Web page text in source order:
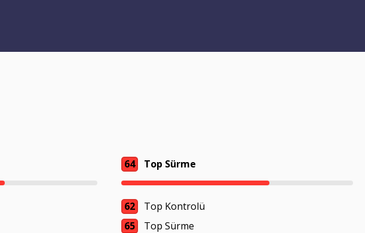
64 Top Sürme
62
Top Kontrolü
65
Top Sürme